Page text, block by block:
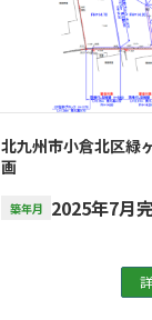
北九州市小倉北区
画
築年月 2025年7月